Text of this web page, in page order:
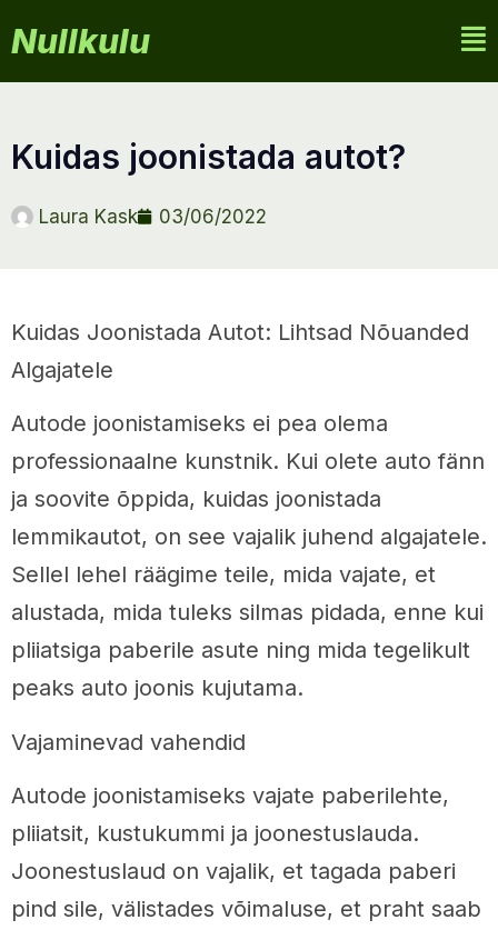
Nullkulu
kuidas joonistada autot?
Laura Kask 03/06/2022
Kuidas Joonistada Autot: Lihtsad Nõuanded
Algajatele
Autode joonistamiseks ei pea olema
professionaalne kunstnik. Kui olete auto fänn
ja soovite õppida, kuidas joonistada
lemmikautot, on see vajalik juhend algajatele.
Sellel lehel räägime teile, mida vajate, et
alustada, mida tuleks silmas pidada, enne kui
pliiatsiga paberile asute ning mida tegelikult
peaks auto joonis kujutama.
Vajaminevad vahendid
Autode joonistamiseks vajate paberilehte,
pliiatsit, kustukummi ja joonestuslauda.
Joonestuslaud on vajalik, et tagada paberi
pind sile, välistades võimaluse, et praht saab